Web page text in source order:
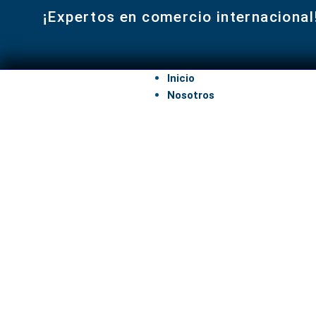
¡Expertos en comercio
Inicio
Nosotros